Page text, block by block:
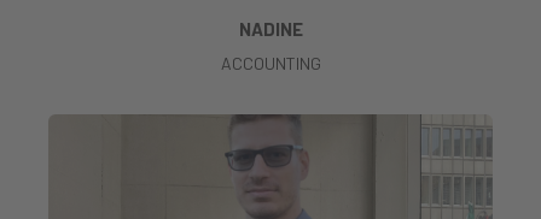
NADINE
ACCOUNTING